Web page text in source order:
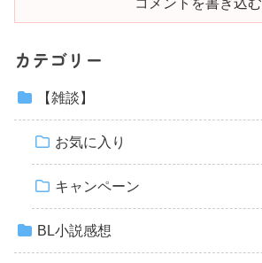
カテゴリー
【雑談】
お気に入り
キャンペーン
BL小説感想